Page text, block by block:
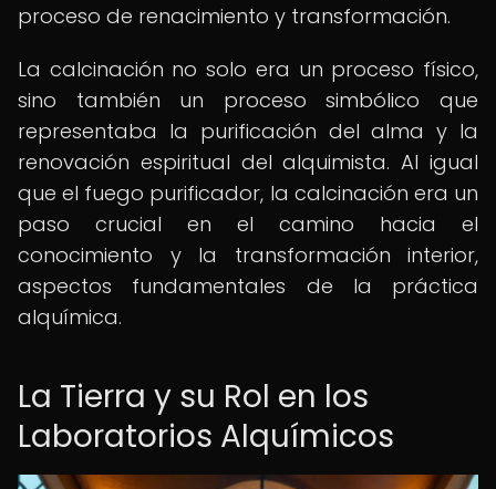
proceso de renacimiento y transformación.
La calcinación no solo era un proceso físico,
sino también un proceso simbólico que
representaba la purificación del alma y la
renovación espiritual del alquimista. Al igual
que el fuego purificador, la calcinación era un
paso crucial en el camino hacia el
conocimiento y la transformación interior,
aspectos fundamentales de la práctica
alquímica.
La Tierra y su Rol en los
Laboratorios Alquímicos